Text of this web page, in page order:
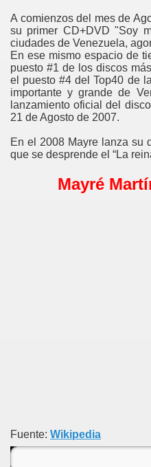
A comienzos del mes de
su primer CD+DVD "Soy
ciudades de Venezuela,
En ese mismo espacio de
puesto #1 de los discos
el puesto #4 del Top40 de
importante y grande de
lanzamiento oficial del
21 de Agosto de 2007.
En el 2008 Mayre lanza su
que se desprende el “La
Mayré
Fuente: Wikipedia